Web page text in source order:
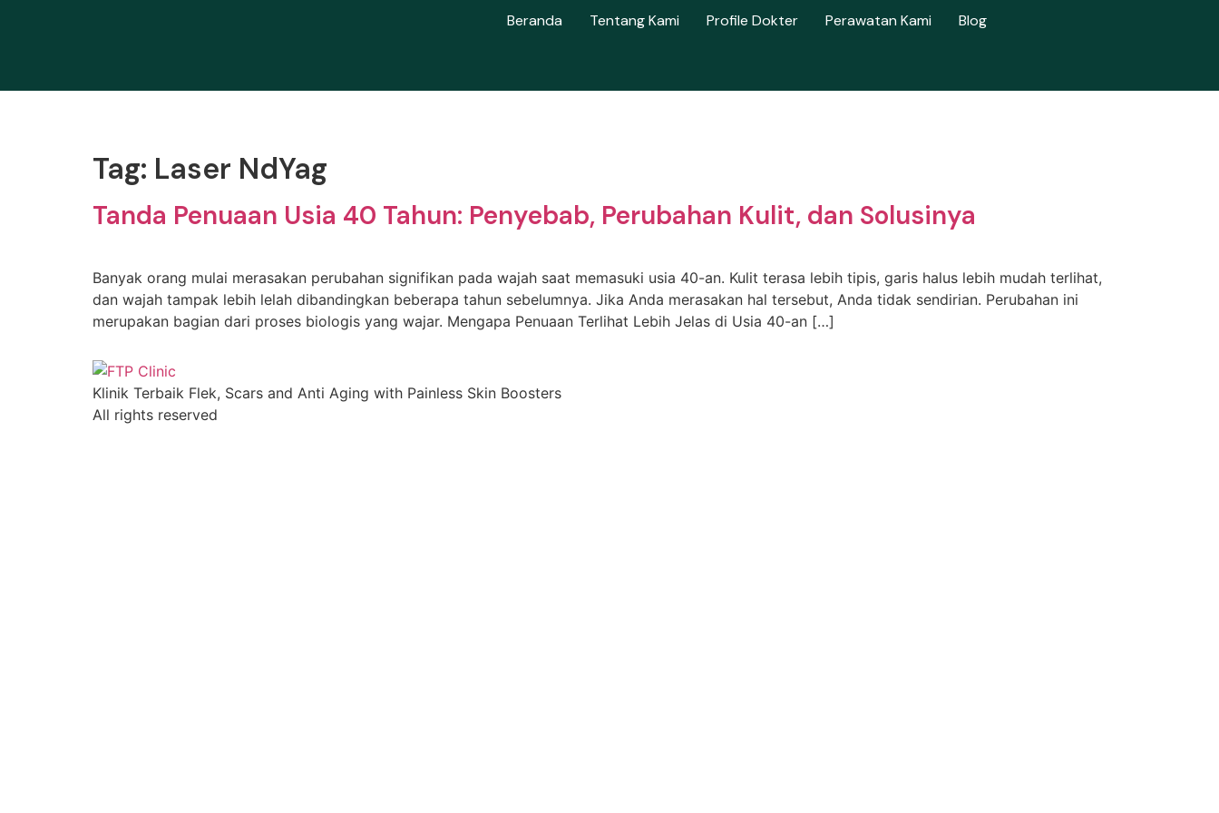
Beranda Tentang Kami Profile Dokter Perawatan Kami Blog
Tag: Laser NdYag
Tanda Penuaan Usia 40 Tahun: Penyebab, Perubahan Kulit, dan Solusinya
Banyak orang mulai merasakan perubahan signifikan pada wajah saat memasuki usia 40-an. Kulit terasa lebih tipis, garis halus lebih mudah terlihat,
dan wajah tampak lebih lelah dibandingkan beberapa tahun sebelumnya. Jika Anda merasakan hal tersebut, Anda tidak sendirian. Perubahan ini
merupakan bagian dari proses biologis yang wajar. Mengapa Penuaan Terlihat Lebih Jelas di Usia 40-an […]
Klinik Terbaik Flek, Scars and Anti Aging with Painless Skin Boosters
All rights reserved